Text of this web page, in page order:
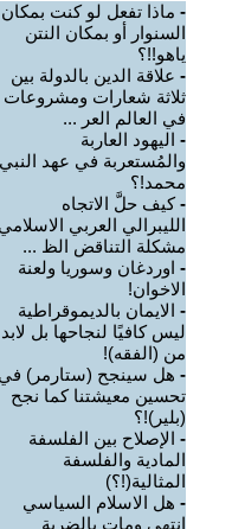
- ماذا تفعل لو كنت بمكان
السنوار أو بمكان النتن
ياهو!!؟
- علاقة الدين بالدولة بين
ثلاثة شعارات ومشروعات
في العالم العر ...
- اليهود العاربة
والمُستعربة في عهد النبي
محمد!؟
-كيف حلَّ الاتجاه
الليبرالي العربي الاسلامي
مشكلة التناقض الظ ...
- اوردغان وسوريا ولعنة
الاخوان!
- الايمان بالديموقراطية
ليس كافيًا لنجاحها بل لابد
من (الفقه)!
- هل سينجح (ستارمر) في
تحسين معيشتنا كما نجح
(بلير)!؟
- الإصلاح بين الفلسفة
المادية والفلسفة
المثالية(!؟)
- هل الاسلام السياسي
انتهى ومات بالضربة